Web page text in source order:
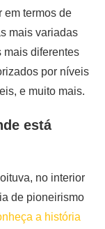
em termos de
mais variadas
mais diferentes
por níveis
e muito mais.
está
no interior
de pioneirismo
a história